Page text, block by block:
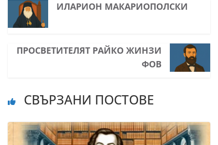
ИЛАРИОН МАКАРИОПОЛСКИ
ПРОСВЕТИТЕЛЯТ РАЙКО ЖИНЗИ
ФОВ
СВЪРЗАНИ ПОСТОВЕ